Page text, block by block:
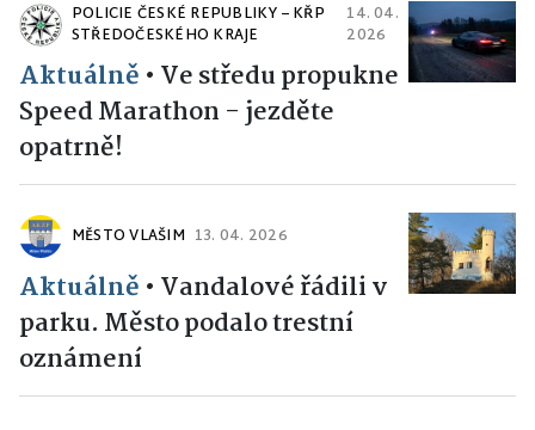
POLICIE ČESKÉ REPUBLIKY – KŘP
STŘEDOČESKÉHO KRAJE
14. 04.
2026
Aktuálně • Ve středu propukne
Speed Marathon - jezděte
opatrně!
MĚSTO VLAŠIM 13. 04. 2026
Aktuálně • Vandalové řádili v
parku. Město podalo trestní
oznámení